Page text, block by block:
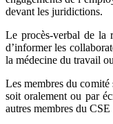
devant les juridictions.
Le procès-verbal de la
d’informer les
la médecine du travail
Les membres du comité
soit oralement ou par
autres membres du CSE